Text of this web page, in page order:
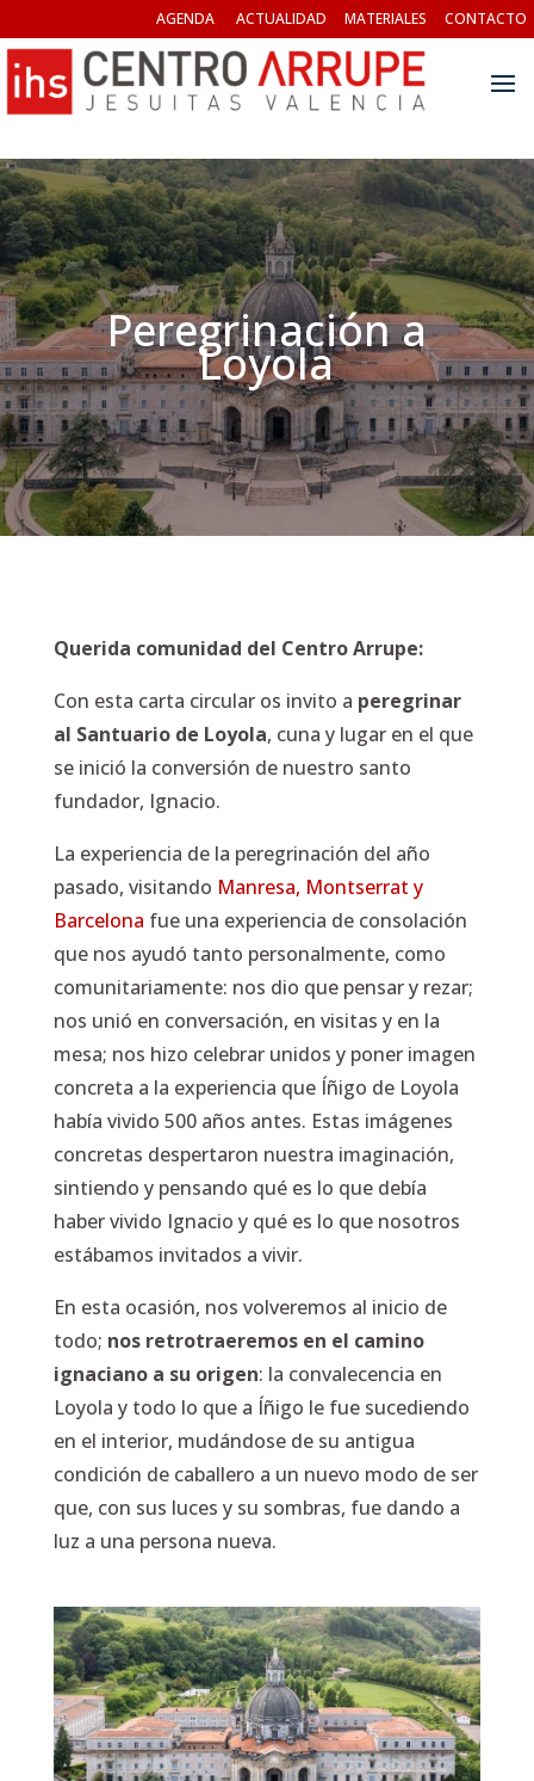
AGENDA ACTUALIDAD MATERIALES CONTACTO
Peregrinación a
Loyola
Querida comunidad del Centro Arrupe:
Con esta carta circular os invito a peregrinar
al Santuario de Loyola, cuna y lugar en el que
se inició la conversión de nuestro santo
fundador, Ignacio.
La experiencia de la peregrinación del año
pasado, visitando Manresa, Montserrat y
Barcelona fue una experiencia de consolación
que nos ayudó tanto personalmente, como
comunitariamente: nos dio que pensar y rezar;
nos unió en conversación, en visitas y en la
mesa; nos hizo celebrar unidos y poner imagen
concreta a la experiencia que Íñigo de Loyola
había vivido 500 años antes. Estas imágenes
concretas despertaron nuestra imaginación,
sintiendo y pensando qué es lo que debía
haber vivido Ignacio y qué es lo que nosotros
estábamos invitados a vivir.
En esta ocasión, nos volveremos al inicio de
todo; nos retrotraeremos en el camino
ignaciano a su origen: la convalecencia en
Loyola y todo lo que a Íñigo le fue sucediendo
en el interior, mudándose de su antigua
condición de caballero a un nuevo modo de ser
que, con sus luces y su sombras, fue dando a
luz a una persona nueva.